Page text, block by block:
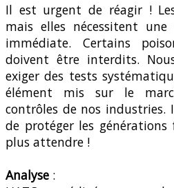
Il est urgent de réagir !
mais elles nécessitent une
immédiate. Certains
doivent être interdits.
exiger des tests
élément mis sur le
contrôles de nos industries.
de protéger les
plus attendre !
Analyse :